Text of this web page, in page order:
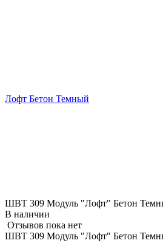
Лофт Бетон Темный
ШВТ 309 Модуль "Лофт" Бетон
В наличии
Отзывов пока нет
ШВТ 309 Модуль "Лофт" Бетон